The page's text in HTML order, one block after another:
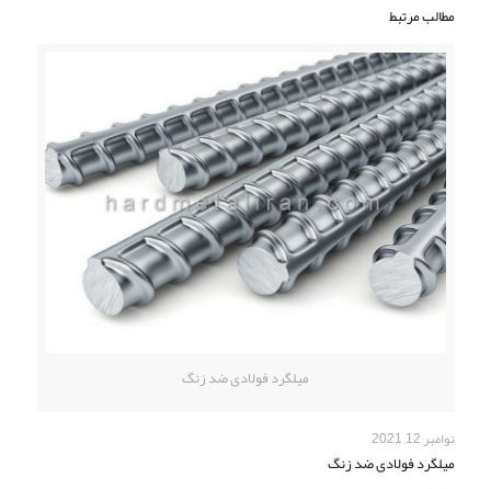
مطالب مرتبط
میلگرد فولادی ضد زنگ
نوامبر 12, 2021
میلگرد فولادی ضد زنگ